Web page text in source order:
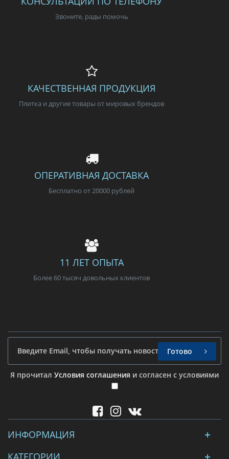
Звоните, рады помочь
КАЧЕСТВЕННАЯ ПРОДУКЦИЯ
Плитка и другие товары от мировых брендов
ОПЕРАТИВНАЯ ДОСТАВКА
Бесплатно от 20000 рублей
11 ЛЕТ ОПЫТА
Более 60 тысяч довольных клиентов
Я прочитал Условия соглашения и согласен с условиями
Готово
ИНФОРМАЦИЯ